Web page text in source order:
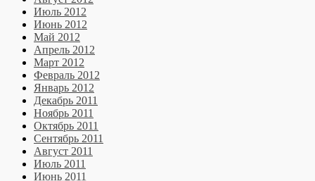
Июль 2012
Июнь 2012
Май 2012
Апрель 2012
Март 2012
Февраль 2012
Январь 2012
Декабрь 2011
Ноябрь 2011
Октябрь 2011
Сентябрь 2011
Август 2011
Июль 2011
Июнь 2011